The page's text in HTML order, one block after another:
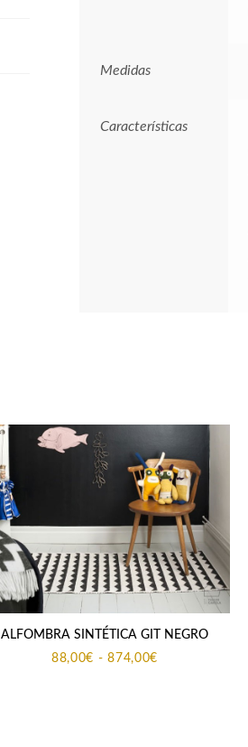
Medidas
Características
ALFOMBRA SINTÉTICA GIT NEGRO
88,00€ - 874,00€